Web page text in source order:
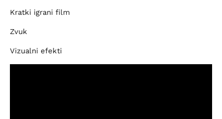
Kratki igrani film
Zvuk
Vizualni efekti